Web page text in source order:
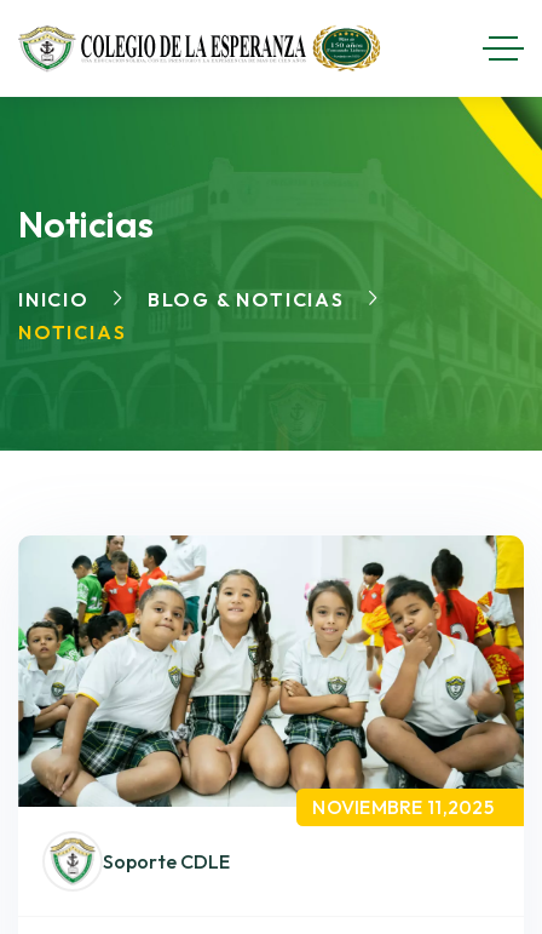
Noticias
INICIO
BLOG & NOTICIAS
NOTICIAS
Soporte CDLE
NOVIEMBRE 11,2025